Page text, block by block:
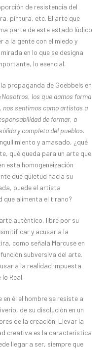
de resistencia del
pintura, etc. El arte que
parte de este estado lúdico
a la gente con el miedo y
en lo que se designa
lo esencial.
propaganda de Goebbels en
los que damos forma
nos sentimos como artistas a
de formar, a
y completa del pueblo».
y amasado, ¿qué
qué queda para un arte que
esta homogeneización
qué quietud hacia su
puede el artista
que alimenta el tirano?
auténtico, libre por su
y acusar a la
como señala Marcuse en
subversiva del arte.
a la realidad impuesta
Real.
él el hombre se resiste a
de su disolución en un
de la creación. Llevar la
creativa es la característica
llegar a ser, siempre que